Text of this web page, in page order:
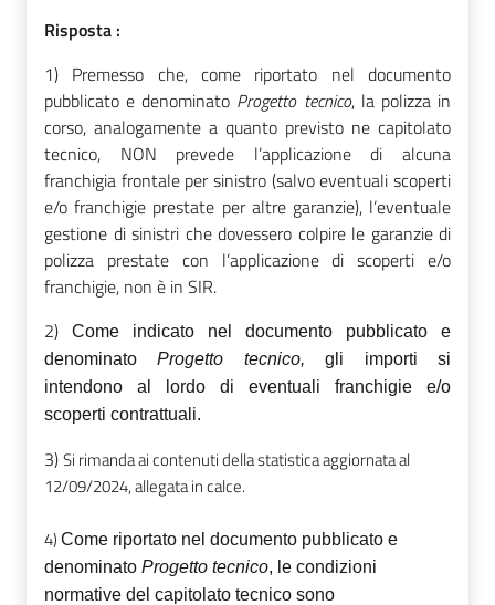
Risposta :
1) Premesso che, come riportato nel documento
pubblicato e denominato Progetto tecnico, la polizza in
corso, analogamente a quanto previsto ne capitolato
tecnico, NON prevede l’applicazione di alcuna
franchigia frontale per sinistro (salvo eventuali scoperti
e/o franchigie prestate per altre garanzie), l’eventuale
gestione di sinistri che dovessero colpire le garanzie di
polizza prestate con l’applicazione di scoperti e/o
franchigie, non è in SIR.
2)
Come indicato nel documento pubblicato e
denominatoProgetto tecnico,gli importi si
intendono al lordo di eventuali franchigie e/o
scoperti contrattuali.
3)Si rimanda ai contenuti della statistica aggiornata al
12/09/2024, allegata in calce.
4) Come riportato nel documento pubblicato e
denominato Progetto tecnico, le condizioni
normative del capitolato tecnico sono